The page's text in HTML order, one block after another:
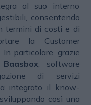
al suo interno
consentendo
termini di costi e di
la Customer
particolare, grazie
, software
di servizi
integrato il know-
così una